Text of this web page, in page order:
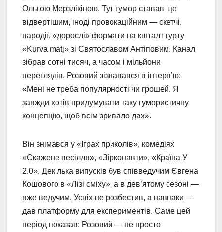
Ольгою Мерзлікіною. Тут гумор ставав ще
відвертішим, іноді провокаційним — скетчі,
пародії, «дорослі» формати на кшталт гурту
«Kurva matj» зі Святославом Антіповим. Канал
зібрав сотні тисяч, а часом і мільйони
переглядів. Розовий зізнавався в інтерв’ю:
«Мені не треба популярності чи грошей. Я
завжди хотів придумувати таку гумористичну
концепцію, щоб всім зривало дах».
Він знімався у «Іграх приколів», комедіях
«Скажене весілля», «Зірконавти», «Країна У
2.0». Декілька випусків був співведучим Євгена
Кошового в «Лізі сміху», а в дев’ятому сезоні —
вже ведучим. Успіх не розбестив, а навпаки —
дав платформу для експериментів. Саме цей
період показав: Розовий — не просто